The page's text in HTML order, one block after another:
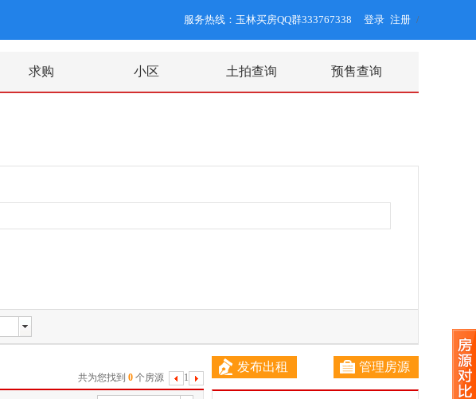
服务热线：玉林买房QQ群333767338 登录 /
注册
求购 小区 土拍查询 预售查询
共为您找到 0 个房源 1
下
发布出租 管理房源